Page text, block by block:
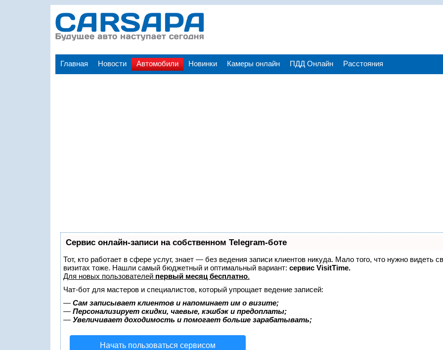
Главная Новости Автомобили Новинки Камеры онлайн ПДД Онлайн Расстояния
Сервис онлайн-записи на собственном Telegram-боте
Тот, кто работает в сфере услуг, знает — без ведения записи клиентов никуда. Мало того, что нужно видеть
визитах тоже. Нашли самый бюджетный и оптимальный вариант: сервис VisitTime.
Для новых пользователей первый месяц бесплатно.
Чат-бот для мастеров и специалистов, который упрощает ведение записей:
— Сам записывает клиентов и напоминает им о визите;
— Персонализирует скидки, чаевые, кэшбэк и предоплаты;
— Увеличивает доходимость и помогает больше зарабатывать;
Начать пользоваться сервисом